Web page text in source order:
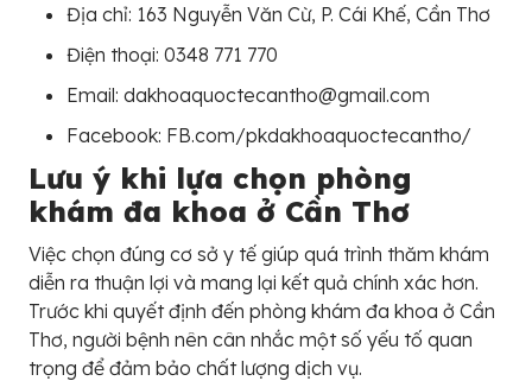
Địa chỉ: 163 Nguyễn Văn Cừ, P. Cái Khế, Cần Thơ
Điện thoại: 0348 771 770
Email: dakhoaquoctecantho@gmail.com
Facebook: FB.com/pkdakhoaquoctecantho/
Lưu ý khi lựa chọn phòng
khám đa khoa ở Cần Thơ
Việc chọn đúng cơ sở y tế giúp quá trình thăm khám
diễn ra thuận lợi và mang lại kết quả chính xác hơn.
Trước khi quyết định đến phòng khám đa khoa ở Cần
Thơ, người bệnh nên cân nhắc một số yếu tố quan
trọng để đảm bảo chất lượng dịch vụ.